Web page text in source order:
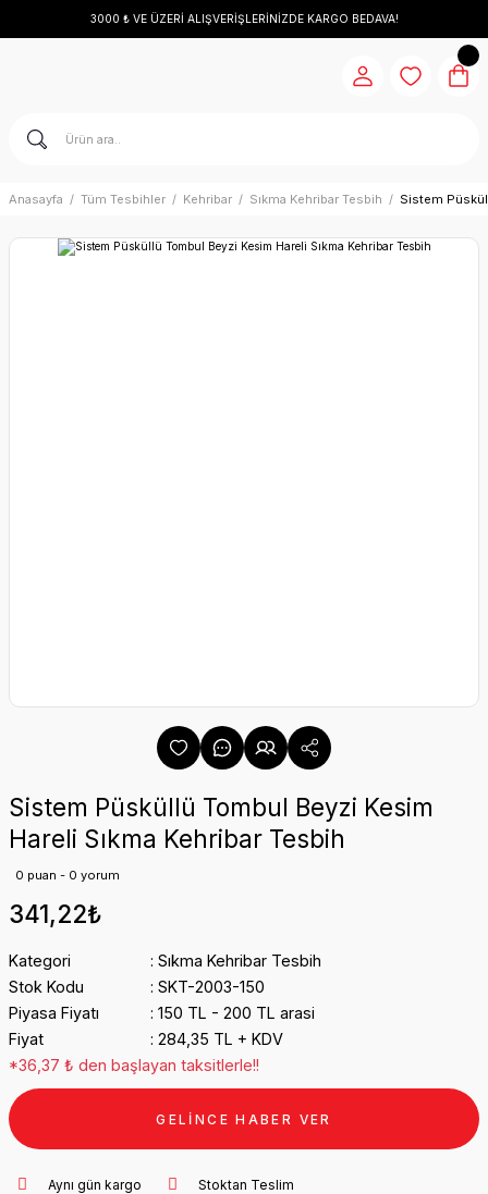
3000 ₺ VE ÜZERİ ALIŞVERİŞLERİNİZDE KARGO BEDAVA!
Anasayfa Tüm Tesbihler Kehribar Sıkma Kehribar Tesbih Sistem
Sistem Püsküllü Tombul Beyzi Kesim
Hareli Sıkma Kehribar Tesbih
0 puan - 0 yorum
341,22₺
Kategori
Sıkma Kehribar Tesbih
Stok Kodu
SKT-2003-150
Piyasa Fiyatı
150 TL - 200 TL arasi
Fiyat
284,35 TL + KDV
*36,37 ₺ den başlayan taksitlerle!!
GELİNCE HABER VER
Aynı gün kargo Stoktan Teslim